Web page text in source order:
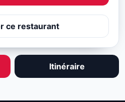
ce restaurant
Itinéraire